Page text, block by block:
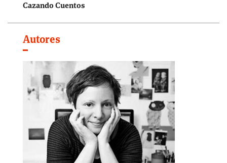
Cazando Cuentos
Autores